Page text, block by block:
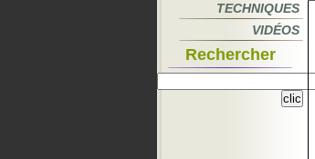
TECHNIQUES
VIDÉOS
Rechercher